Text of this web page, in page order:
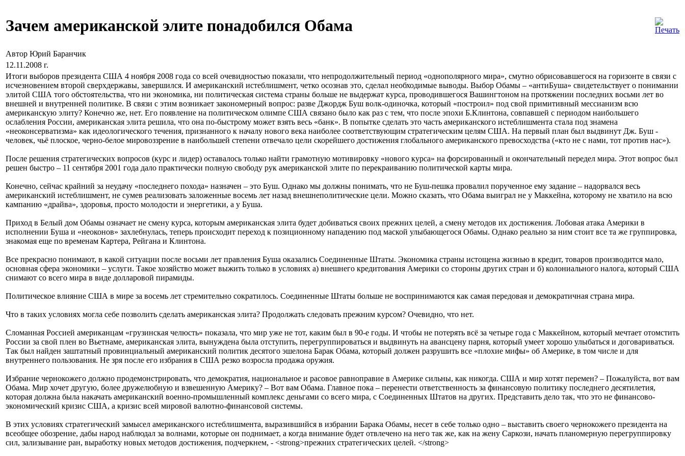
Зачем американской элите понадобился Обама
Автор Юрий Баранчик
12.11.2008 г.
Итоги выборов президента США 4 ноября 2008 года со всей очевидностью показали, что непродолжительный период «однополярного мира», смутно обрисовавшегося на горизонте в связи с
исчезновением второй сверхдержавы, завершился. И американский истеблишмент, четко осознав это, сделал необходимые выводы. Выбор Обамы – «антиБуша» свидетельствует о понимании
элитой США того обстоятельства, что ни экономика, ни политическая система страны больше не выдержат курса, проводившегося Вашингтоном на протяжении последних восьми лет во
внешней и внутренней политике. В связи с этим возникает закономерный вопрос: разве Джордж Буш волк-одиночка, который «построил» под свой примитивный мессианизм всю
американскую элиту? Конечно же, нет. Его появление на политическом олимпе США связано было как раз с тем, что после эпохи Б.Клинтона, совпавшей с периодом наибольшего
ослабления России, американская элита решила, что она по-быстрому может взять весь «банк». В попытке сделать это часть американского истеблишмента стала под знамена
«неоконсерватизма» как идеологического течения, признанного к началу нового века наиболее соответствующим стратегическим целям США. На первый план был выдвинут Дж. Буш -
человек, чьё плоское, черно-белое мировоззрение в наибольшей степени отвечало цели скорейшего достижения глобального американского превосходства («кто не с нами, тот против нас»).
После решения стратегических вопросов (курс и лидер) оставалось только найти грамотную мотивировку «нового курса» на форсированный и окончательный передел мира. Этот вопрос был
решен быстро – 11 сентября 2001 года дало практически полную свободу рук американской элите по перекраиванию политической карты мира.
Конечно, сейчас крайний за неудачу «последнего похода» назначен – это Буш. Однако мы должны понимать, что не Буш-пешка провалил порученное ему задание – надорвался весь
американский истеблишмент, не сумев реализовать заложенные восемь лет назад внешнеполитические цели. Можно сказать, что Обама выиграл не у Маккейна, которому не хватило на всю
кампанию «драйва», здоровья, просто молодости и энергетики, а у Буша.
Приход в Белый дом Обамы означает не смену курса, которым американская элита будет добиваться своих прежних целей, а смену методов их достижения. Лобовая атака Америки в
исполнении Буша и «неоконов» захлебнулась, теперь происходит переход к позиционному нападению под маской улыбающегося Обамы. Однако реально за ним стоит все та же группировка,
знакомая еще по временам Картера, Рейгана и Клинтона.
Все прекрасно понимают, в какой ситуации после восьми лет правления Буша оказались Соединенные Штаты. Экономика страны истощена жизнью в кредит, товаров производится мало,
основная сфера экономики – услуги. Такое хозяйство может выжить только в условиях а) внешнего кредитования Америки со стороны других стран и б) колониального налога, который США
снимают со всего мира в виде долларовой пирамиды.
Политическое влияние США в мире за восемь лет стремительно сократилось. Соединенные Штаты больше не воспринимаются как самая передовая и демократичная страна мира.
Что в таких условиях могла себе позволить сделать американская элита? Продолжать следовать прежним курсом? Очевидно, что нет.
Сломанная Россией американцам «грузинская челюсть» показала, что мир уже не тот, каким был в 90-е годы. И чтобы не потерять всё за четыре года с Маккейном, который мечтает отомстить
России за свой плен во Вьетнаме, американская элита, вынуждена была отступить, перегруппироваться и выдвинуть на авансцену парня, который умеет хорошо улыбаться и договариваться.
Так был найден заштатный провинциальный американский политик десятого эшелона Барак Обама, который должен разрушить все «плохие мифы» об Америке, в том числе и для
внутреннего пользования. Не зря после его избрания в США резко возросла продажа оружия.
Избрание чернокожего должно продемонстрировать, что демократия, национальное и расовое равноправие в Америке сильны, как никогда. США и мир хотят перемен? – Пожалуйста, вот вам
Обама. Мир хочет другую, более дружелюбную и взвешенную Америку? – Вот вам Обама. Главное пока – перенести ответственность за финансовую политику последнего десятилетия,
которая должна была накачать американский военно-промышленный комплекс деньгами со всего мира, с Соединенных Штатов на других. Представить дело так, что это не финансово-
экономический кризис США, а кризис всей мировой валютно-финансовой системы.
В этих условиях стратегический замысел американского истеблишмента, выразившийся в избрании Барака Обамы, несет в себе только одно – выставить своего чернокожего президента на
всеобщее обозрение, дабы народ наблюдал за волнами, которые он поднимает, а когда внимание будет отвлечено на него так же, как на жену Саркози, начать планомерную перегруппировку
сил, зализывание ран, выработку новых методов достижения, подчеркнем, - <strong>прежних стратегических целей. </strong>